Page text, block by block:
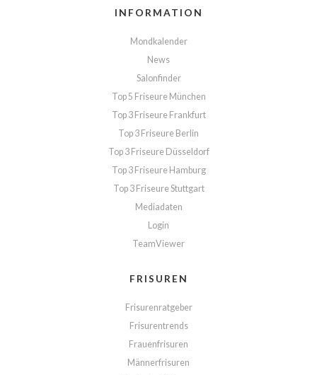
INFORMATION
Mondkalender
News
Salonfinder
Top 5 Friseure München
Top 3 Friseure Frankfurt
Top 3 Friseure Berlin
Top 3 Friseure Düsseldorf
Top 3 Friseure Hamburg
Top 3 Friseure Stuttgart
Mediadaten
Login
TeamViewer
FRISUREN
Frisurenratgeber
Frisurentrends
Frauenfrisuren
Männerfrisuren